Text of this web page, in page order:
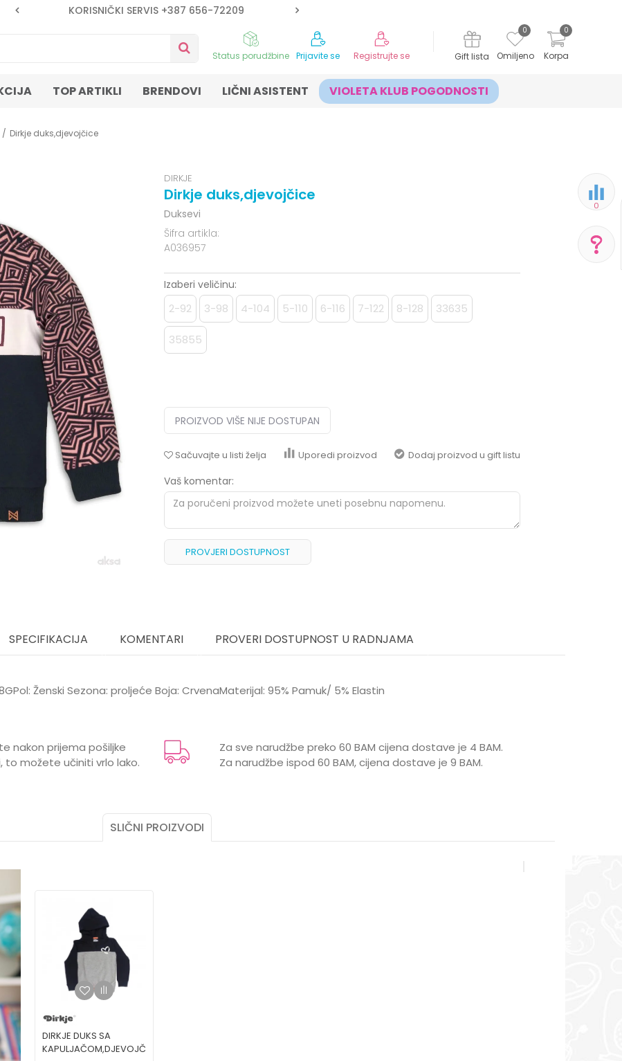
KORISNIČKI SERVIS +387 656-72209
Korpa
0
Omiljeno
0
Gift lista
Prijavite se Registrujte se
Status porudžbine
TOP ARTIKLI BRENDOVI LIČNI ASISTENT VIOLETA KLUB POGODNOSTI
0
Dirkje duks,djevojčice
DIRKJE
Dirkje duks,djevojčice
Duksevi
Šifra artikla:
A036957
Izaberi veličinu:
2-92 3-98 4-104 5-110 6-116 7-122 8-128 33635
35855
PROIZVOD VIŠE NIJE DOSTUPAN
Sačuvajte u listi želja Uporedi proizvod Dodaj proizvod u gift listu
Vaš komentar:
PROVJERI DOSTUPNOST
SPECIFIKACIJA KOMENTARI PROVERI DOSTUPNOST U RADNJAMA
Ženski Sezona: proljeće Boja: CrvenaMaterijal: 95% Pamuk/ 5% Elastin
CRVENA
nakon prijema pošiljke
to možete učiniti vrlo lako.
Za sve narudžbe preko 60 BAM cijena dostave je 4 BAM.
Za narudžbe ispod 60 BAM, cijena dostave je 9 BAM.
SLIČNI PROIZVODI
DIRKJE DUKS SA
KAPULJAČOM,DJEVOJČICE-